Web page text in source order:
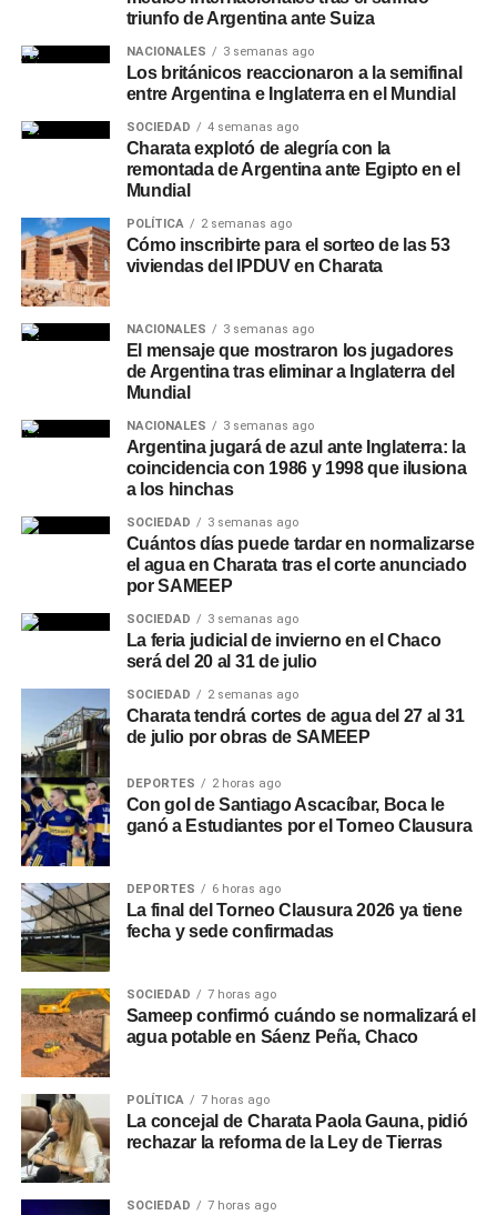
triunfo de Argentina ante Suiza
NACIONALES 3 semanas ago
Los británicos reaccionaron a la semifinal
entre Argentina e Inglaterra en el Mundial
SOCIEDAD 4 semanas ago
Charata explotó de alegría con la
remontada de Argentina ante Egipto en el
Mundial
POLÍTICA 2 semanas ago
Cómo inscribirte para el sorteo de las 53
viviendas del IPDUV en Charata
NACIONALES 3 semanas ago
El mensaje que mostraron los jugadores
de Argentina tras eliminar a Inglaterra del
Mundial
NACIONALES 3 semanas ago
Argentina jugará de azul ante Inglaterra: la
coincidencia con 1986 y 1998 que ilusiona
a los hinchas
SOCIEDAD 3 semanas ago
Cuántos días puede tardar en normalizarse
el agua en Charata tras el corte anunciado
por SAMEEP
SOCIEDAD 3 semanas ago
La feria judicial de invierno en el Chaco
será del 20 al 31 de julio
SOCIEDAD 2 semanas ago
Charata tendrá cortes de agua del 27 al 31
de julio por obras de SAMEEP
DEPORTES 2 horas ago
Con gol de Santiago Ascacíbar, Boca le
ganó a Estudiantes por el Torneo Clausura
DEPORTES 6 horas ago
La final del Torneo Clausura 2026 ya tiene
fecha y sede confirmadas
SOCIEDAD 7 horas ago
Sameep confirmó cuándo se normalizará el
agua potable en Sáenz Peña, Chaco
POLÍTICA 7 horas ago
La concejal de Charata Paola Gauna, pidió
rechazar la reforma de la Ley de Tierras
SOCIEDAD 7 horas ago